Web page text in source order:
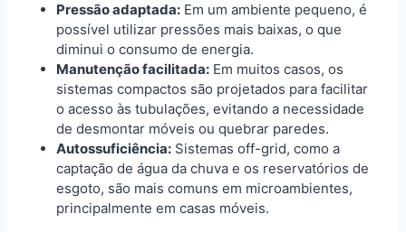
Pressão adaptada: Em um ambiente pequeno, é
possível utilizar pressões mais baixas, o que
diminui o consumo de energia.
Manutenção facilitada: Em muitos casos, os
sistemas compactos são projetados para facilitar
o acesso às tubulações, evitando a necessidade
de desmontar móveis ou quebrar paredes.
Autossuficiência: Sistemas off-grid, como a
captação de água da chuva e os reservatórios de
esgoto, são mais comuns em microambientes,
principalmente em casas móveis.